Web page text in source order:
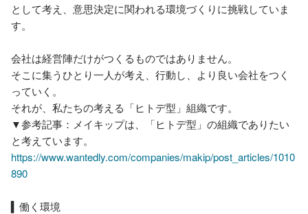
として考え、意思決定に関われる環境づくりに挑戦していま
す。
会社は経営陣だけがつくるものではありません。
そこに集うひとり一人が考え、行動し、より良い会社をつく
っていく。
それが、私たちの考える「ヒトデ型」組織です。
▼参考記事：メイキップは、「ヒトデ型」の組織でありたい
https://www.wantedly.com/companies/makip/post_articles/1010
890
▍働く環境